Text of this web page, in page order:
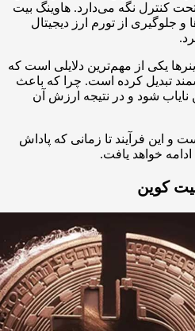
کنترل نگه می‌دارد. هاوینگ بیت
و جلوگیری از تورم ارز دیجیتال
یکی از مهم‌ترین دلایلی است که
تبدیل کرده است. چرا که باعث
شود و در نتیجه ارزش آن
است و این فرآیند تا زمانی که پاداش
خواهد یافت.
کوین